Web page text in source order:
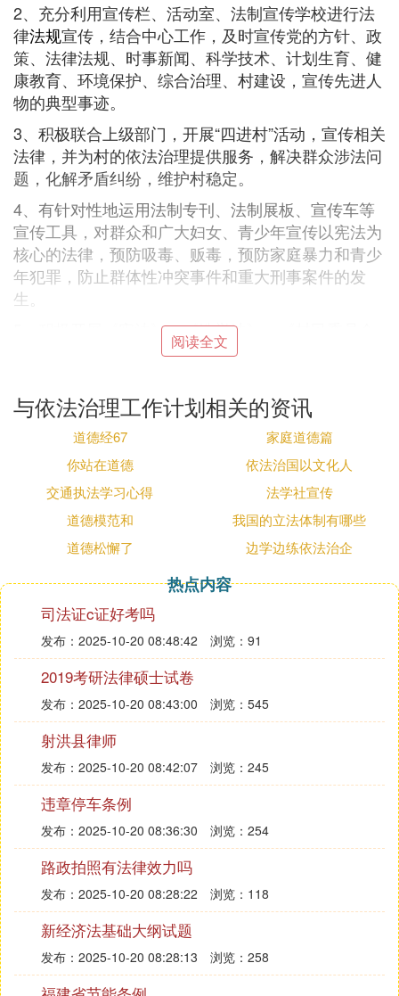
2、充分利用宣传栏、活动室、法制宣传学校进行法
律法规宣传，结合中心工作，及时宣传党的方针、政
策、法律法规、时事新闻、科学技术、计划生育、健
康教育、环境保护、综合治理、村建设，宣传先进人
物的典型事迹。
3、积极联合上级部门，开展“四进村”活动，宣传相关
法律，并为村的依法治理提供服务，解决群众涉法问
题，化解矛盾纠纷，维护村稳定。
4、有针对性地运用法制专刊、法制展板、宣传车等
宣传工具，对群众和广大妇女、青少年宣传以宪法为
核心的法律，预防吸毒、贩毒，预防家庭暴力和青少
年犯罪，防止群体性冲突事件和重大刑事案件的发
生。
5、积极开展《宪法》、《选举法》、《村民委员会
组织法》等法律宣传，依法建章立制，进一步完善符
6、重点抓好村民代表会议制度的建立和完善工作，
完善了村民代表会议扮念议事规厅颂困则，以保障村
民代表会议所讨论决策事项真正代表多数村_愿。
三、组织保障
1、加强领导，认真组织。要把普法工作作为加强基
层民主法制建设和构建和谐社会一项重要工作来抓，
做到统一组织，分级实施，层层负责落实。要因地制
宜，制定具体的实施办法，明确责任分工，确保普法
2、积极协调，精心部署。要用科学的发展观统领村
民主法治建设，大力开展普法工作。要杜绝形式主义
和短期行为，着眼于长远发展、全面发展，注重村民
主法治建设和其他工作的结合。
村年度普法依法治村工作计划
20__年度普法工作在政府的直接领导下，__河街道
的监督下，普法工作的任务基本完成，目标基本实
现，今年是“七五”普法的第x年，为了更好地完成20_
_年度“七五”普法工作，经村委会研究制定20__年
度“七五”普法工作计划。
一、指导思想
以“三个代表”重要思想和科学发展观为理论指导，坚
持依法治国基本方略，全力维护社会稳定，不断加强
基层基础建设，使我村的村民通过学法、知法、懂
法、守法，沿着法制轨道前进。
阅读全文
与依法治理工作计划相关的资讯
道德经67
家庭道德篇
你站在道德
依法治国以文化人
交通执法学习心得
法学社宣传
道德模范和
我国的立法体制有哪些
道德松懈了
边学边练依法治企
热点内容
司法证c证好考吗
发布：2025-10-20 08:48:42 浏览：91
2019考研法律硕士试卷
发布：2025-10-20 08:43:00 浏览：545
射洪县律师
发布：2025-10-20 08:42:07 浏览：245
违章停车条例
发布：2025-10-20 08:36:30 浏览：254
路政拍照有法律效力吗
发布：2025-10-20 08:28:22 浏览：118
新经济法基础大纲试题
发布：2025-10-20 08:28:13 浏览：258